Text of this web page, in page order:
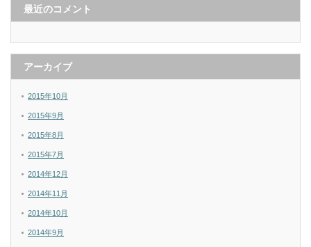
最近のコメント
アーカイブ
2015年10月
2015年9月
2015年8月
2015年7月
2014年12月
2014年11月
2014年10月
2014年9月